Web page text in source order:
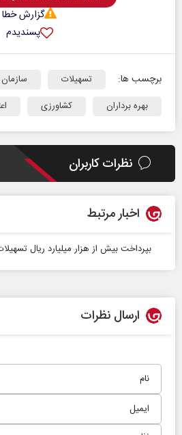
گزارش خطا
پسندیدم
برچسب ها: تسهیلات
بهره برداران
کشاورزی
نظرات کاربران
اخبار مرتبط
بپرداخت بیش از هزار میلیارد ریال
ارسال نظرات